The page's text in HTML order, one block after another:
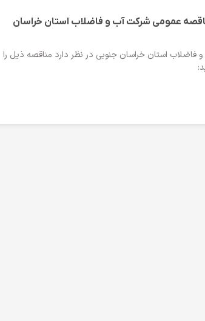
عمومی شرکت آب و فاضلاب استان خراسان
فاضلاب استان خراسان جنوبی در نظر دارد مناقصه ذیل را